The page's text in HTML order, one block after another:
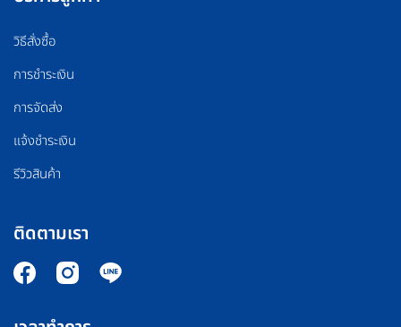
วิธีสั่งซื้อ
การชำระเงิน
การจัดส่ง
แจ้งชำระเงิน
รีวิวสินค้า
ติดตามเรา